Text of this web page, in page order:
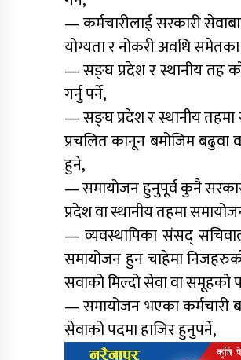
— कर्मचारीलाई सरकारी
योग्यता र नोकरी अवधि
— सङ्घ प्रदेश र स्थानीय तह को
गर्नु पर्ने,
— सङ्घ प्रदेश र स्थानीय तहमा
प्रचलित कानून बमोजिम
हुने,
— समायोजन हुनुपूर्व कुनै
प्रदेश वा स्थानीय तहमा
— व्यवस्थापिका संसद्
समायोजन हुन चाहेमा
सवाको मिल्दो सेवा वा समूहको
— समायोजन भएका कर्मचारी
सेवाको पदमा हाजिर हुनुपर्ने,